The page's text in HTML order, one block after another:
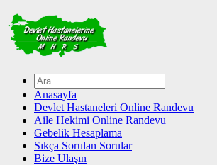
Arama:
Anasayfa
Devlet Hastaneleri Online Randevu
Aile Hekimi Online Randevu
Gebelik Hesaplama
Sıkça Sorulan Sorular
Bize Ulaşın